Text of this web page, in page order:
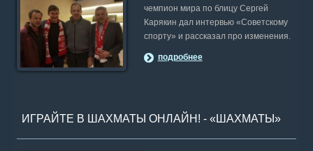
чемпион мира по блицу Сергей
Карякин дал интервью «Советскому
спорту» и рассказал про изменения.
подробнее
ИГРАЙТЕ В ШАХМАТЫ ОНЛАЙН! - «ШАХМАТЫ»